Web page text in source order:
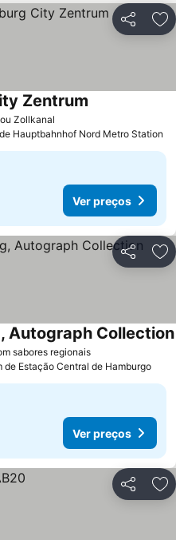
Partilhar
Zollkanal
Zentrum
Hauptbahnhof Nord Metro Station
Ver preços
Partilhar
sabores regionais
Autograph Collection
de Estação Central de Hamburgo
Ver preços
Partilhar